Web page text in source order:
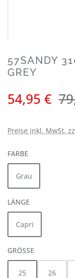
57SANDY
GREY
Verkaufspreis:
54,95 €
Preise inkl. MwSt.
FARBE
Grau
LÄNGE
Capri
GRÖSSE
25 26